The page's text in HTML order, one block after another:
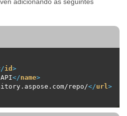
id >
</name>
repo/</url >